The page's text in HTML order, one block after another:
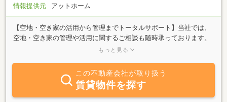
情報提供元 アットホーム
【空地・空き家の活用から管理までトータルサポート】当社では、
空地・空き家の管理や活用に関するご相談も随時承っております。
駐車場としての運用提案、空き家の定期的な見回り、外清掃など、
ていない土地をどうにかしたい」「遠方で管理ができない」「活用
方法がわからない」などお気軽にご相談ください。
もっと見る
この不動産会社が取り扱う
賃貸物件を探す